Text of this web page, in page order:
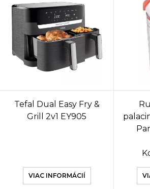
Tefal Dual Easy Fry &
Grill 2v1 EY905
VIAC INFORMÁCIÍ